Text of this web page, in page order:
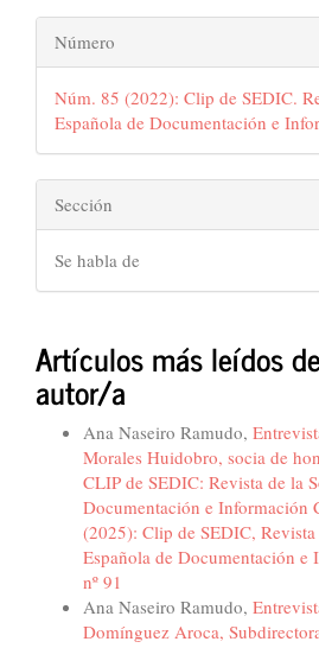
Número
Núm. 85 (2022): Clip de SEDIC.
Española de Documentación e
Sección
Se habla de
Artículos más leídos
autor/a
Ana Naseiro Ramudo,
Morales Huidobro, socia de
CLIP de SEDIC: Revista de la
Documentación e Información
(2025): Clip de SEDIC, Revista
Española de Documentación e
nº 91
Ana Naseiro Ramudo,
Domínguez Aroca,